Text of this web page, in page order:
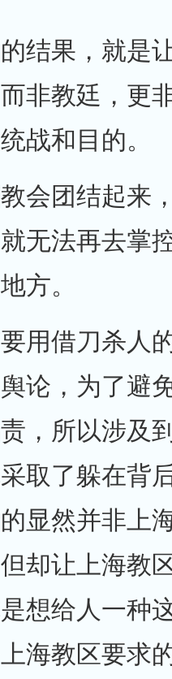
结果，就是
非教廷，更
战和目的。
会团结起来
无法再去掌
方。
用借刀杀人
论，为了避
，所以涉及
取了躲在背
显然并非上
但却让上海教
想给人一种
海教区要求